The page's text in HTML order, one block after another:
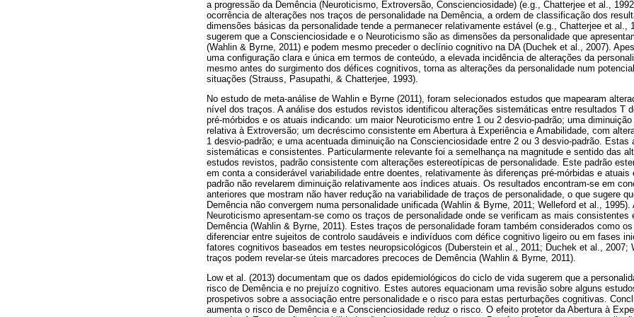
a progressão da Demência (Neuroticismo, Extroversão, Conscienciosidade) (e.g., Chatterjee et al.,
ocorrência de alterações nos traços de personalidade na Demência, a ordem de classificação dos
dimensões básicas da personalidade tende a permanecer relativamente estável (e.g., Chatterjee et al.,
sugerem que a Conscienciosidade e o Neuroticismo são as dimensões da personalidade que
(Wahlin & Byrne, 2011) e podem mesmo preceder o declínio cognitivo na DA (Duchek et al., 2007).
uma configuração clara e única em termos de conteúdo, a elevada incidência de alterações da
mesmo antes do surgimento dos défices cognitivos, torna as alterações da personalidade num
situações (Strauss, Pasupathi, & Chatterjee, 1993).
No estudo de meta-análise de Wahlin e Byrne (2011), foram selecionados estudos que mapearam
nível dos traços. A análise dos estudos revistos identificou alterações sistemáticas entre resultados T
pré-mórbidos e os atuais indicando: um maior Neuroticismo entre 1 ou 2 desvio-padrão; uma
relativa à Extroversão; um decréscimo consistente em Abertura à Experiência e Amabilidade, com
1 desvio-padrão; e uma acentuada diminuição na Conscienciosidade entre 2 ou 3 desvio-padrão. Estas
sistemáticas e consistentes. Particularmente relevante foi a semelhança na magnitude e sentido das
estudos revistos, padrão consistente com alterações estereotípicas de personalidade. Este padrão
em conta a considerável variabilidade entre doentes, relativamente às diferenças pré-mórbidas e
padrão não revelarem diminuição relativamente aos índices atuais. Os resultados encontram-se em
anteriores que mostram não haver redução na variabilidade de traços de personalidade, o que sugere
Demência não convergem numa personalidade unificada (Wahlin & Byrne, 2011; Welleford et al.,
Neuroticismo apresentam-se como os traços de personalidade onde se verificam as mais consistentes
Demência (Wahlin & Byrne, 2011). Estes traços de personalidade foram também considerados como
diferenciar entre sujeitos de controlo saudáveis e indivíduos com défice cognitivo ligeiro ou em fases
fatores cognitivos baseados em testes neuropsicológicos (Duberstein et al., 2011; Duchek et al., 2007;
traços podem revelar-se úteis marcadores precoces de Demência (Wahlin & Byrne, 2011).
Low et al. (2013) documentam que os dados epidemiológicos do ciclo de vida sugerem que a
risco de Demência e no prejuízo cognitivo. Estes autores equacionam uma revisão sobre alguns
prospetivos sobre a associação entre personalidade e o risco para estas perturbações cognitivas.
aumenta o risco de Demência e a Conscienciosidade reduz o risco. O efeito protetor da Abertura à